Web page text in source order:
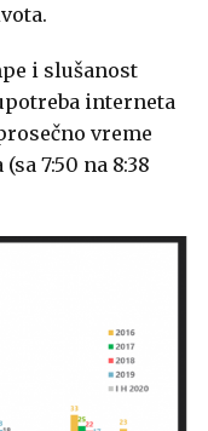
i slušanost
interneta
vreme
7:50 na 8:38